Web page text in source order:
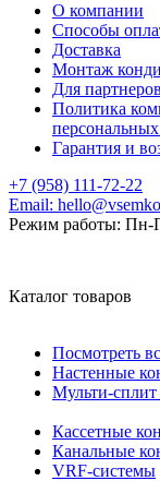
О компании
Способы
Доставка
Монтаж
Для партнеров
Политика
Гарантия и
+7 (958) 111-72-22
Email:
Режим работы: Пн-
Каталог товаров
Посмотреть
Настенные
Мульти-
Кассетные
Канальные
VRF-системы